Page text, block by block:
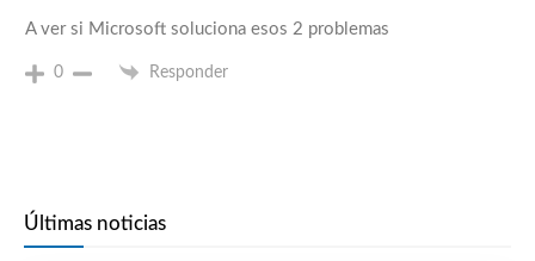
A ver si Microsoft soluciona esos 2 problemas
0 Responder
Últimas noticias